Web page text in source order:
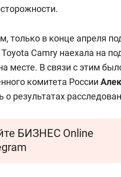
только в конце апреля
Camry наехала на
месте. В связи с этим
комитета России
о результатах
БИЗНЕС Online